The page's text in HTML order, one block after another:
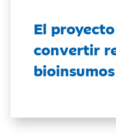
El
convertir